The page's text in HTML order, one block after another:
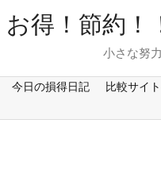
お得！節約！
小さな努
今日の損得日記 比較サイト